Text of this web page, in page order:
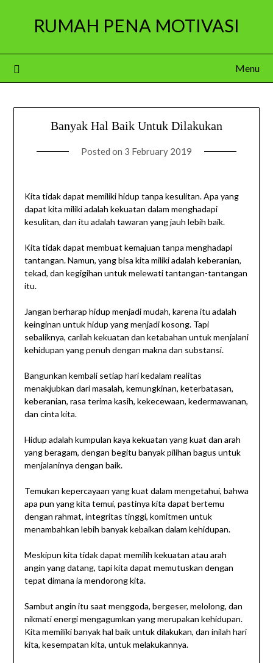
RUMAH PENA MOTIVASI
Menu
Banyak Hal Baik Untuk Dilakukan
Posted on 3 February 2019
Kita tidak dapat memiliki hidup tanpa kesulitan. Apa yang
dapat kita miliki adalah kekuatan dalam menghadapi
kesulitan, dan itu adalah tawaran yang jauh lebih baik.
Kita tidak dapat membuat kemajuan tanpa menghadapi
tantangan. Namun, yang bisa kita miliki adalah keberanian,
tekad, dan kegigihan untuk melewati tantangan-tantangan
itu.
Jangan berharap hidup menjadi mudah, karena itu adalah
keinginan untuk hidup yang menjadi kosong. Tapi
sebaliknya, carilah kekuatan dan ketabahan untuk menjalani
kehidupan yang penuh dengan makna dan substansi.
Bangunkan kembali setiap hari kedalam realitas
menakjubkan dari masalah, kemungkinan, keterbatasan,
keberanian, rasa terima kasih, kekecewaan, kedermawanan,
dan cinta kita.
Hidup adalah kumpulan kaya kekuatan yang kuat dan arah
yang beragam, dengan begitu banyak pilihan bagus untuk
menjalaninya dengan baik.
Temukan kepercayaan yang kuat dalam mengetahui, bahwa
apa pun yang kita temui, pastinya kita dapat bertemu
dengan rahmat, integritas tinggi, komitmen untuk
menambahkan lebih banyak kebaikan dalam kehidupan.
Meskipun kita tidak dapat memilih kekuatan atau arah
angin yang datang, tapi kita dapat memutuskan dengan
tepat dimana ia mendorong kita.
Sambut angin itu saat menggoda, bergeser, melolong, dan
nikmati energi mengagumkan yang merupakan kehidupan.
Kita memiliki banyak hal baik untuk dilakukan, dan inilah hari
kita, kesempatan kita, untuk melakukannya.